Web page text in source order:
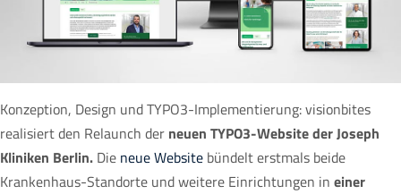
Konzeption, Design und TYPO3-Implementierung: visionbites
realisiert den Relaunch der neuen TYPO3-Website der Joseph
Kliniken Berlin. Die neue Website bündelt erstmals beide
Krankenhaus-Standorte und weitere Einrichtungen in einer